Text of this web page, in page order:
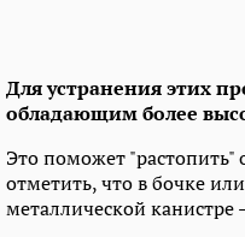
Для устранения этих
обладающим более
Это поможет "растопить"
отметить, что в бочке
металлической канистре